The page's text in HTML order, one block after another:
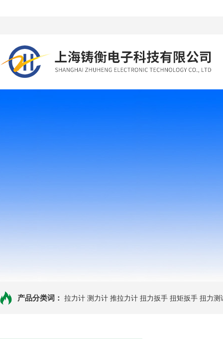
产品分类词： 拉力计 测力计 推拉力计 扭力扳手 扭矩扳手 扭力测